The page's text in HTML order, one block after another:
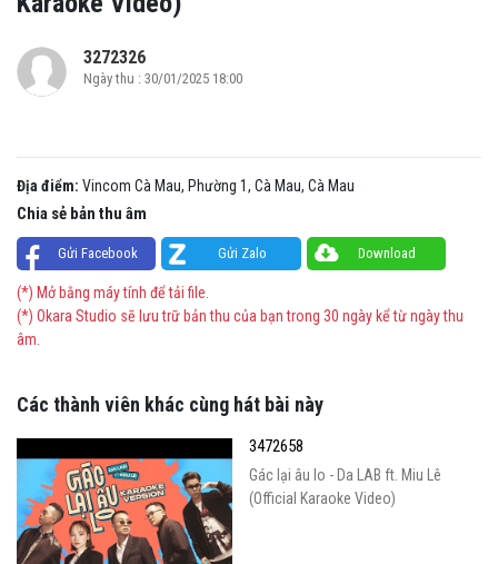
3272326
Ngày thu : 30/01/2025 18:00
Địa điểm: Vincom Cà Mau, Phường 1, Cà Mau, Cà Mau
Chia sẻ bản thu âm
Gửi Facebook Gửi Zalo Download
(*) Mở bằng máy tính để tải file.
(*) Okara Studio sẽ lưu trữ bản thu của bạn trong 30 ngày kể từ ngày thu
âm.
Các thành viên khác cùng hát bài này
3472658
Gác lại âu lo - Da LAB ft. Miu Lê
(Official Karaoke Video)